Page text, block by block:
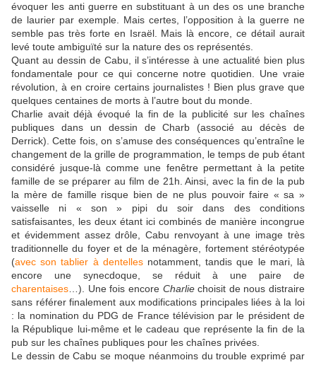
évoquer les anti guerre en substituant à un des os une branche
de laurier par exemple. Mais certes, l’opposition à la guerre ne
semble pas très forte en Israël. Mais là encore, ce détail aurait
levé toute ambiguïté sur la nature des os représentés.
Quant au dessin de Cabu, il s’intéresse à une actualité bien plus
fondamentale pour ce qui concerne notre quotidien. Une vraie
révolution, à en croire certains journalistes ! Bien plus grave que
quelques centaines de morts à l’autre bout du monde.
Charlie avait déjà évoqué la fin de la publicité sur les chaînes
publiques dans un dessin de Charb (associé au décès de
Derrick). Cette fois, on s’amuse des conséquences qu’entraîne le
changement de la grille de programmation, le temps de pub étant
considéré jusque-là comme une fenêtre permettant à la petite
famille de se préparer au film de 21h. Ainsi, avec la fin de la pub
la mère de famille risque bien de ne plus pouvoir faire « sa »
vaisselle ni « son » pipi du soir dans des conditions
satisfaisantes, les deux étant ici combinés de manière incongrue
et évidemment assez drôle, Cabu renvoyant à une image très
traditionnelle du foyer et de la ménagère, fortement stéréotypée
(avec son tablier à dentellesnotamment, tandis que le mari, là
encore une synecdoque, se réduit à une paire de
charentaises …). Une fois encore Charliechoisit de nous distraire
sans référer finalement aux modifications principales liées à la loi
: la nomination du PDG de France télévision par le président de
la République lui-même et le cadeau que représente la fin de la
pub sur les chaînes publiques pour les chaînes privées.
Le dessin de Cabu se moque néanmoins du trouble exprimé par